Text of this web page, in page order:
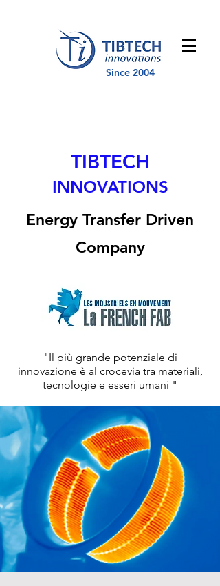
Since 2004
TIBTECH
INNOVATIONS
Energy Transfer Driven
Company
"Il più grande potenziale di
innovazione è al crocevia tra materiali,
tecnologie e esseri umani "